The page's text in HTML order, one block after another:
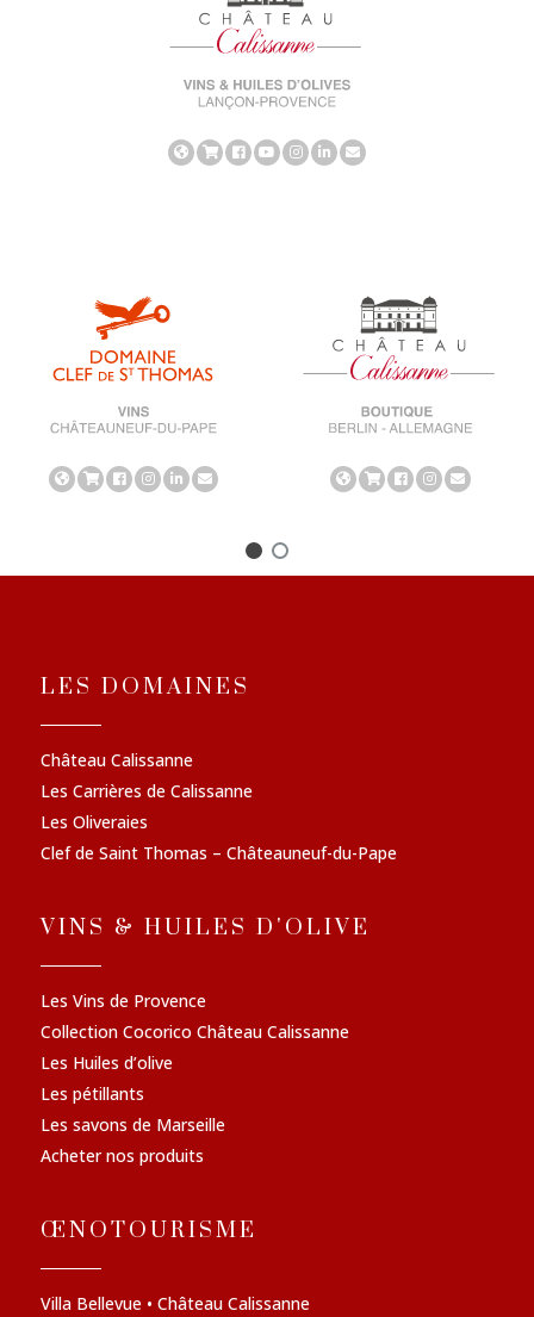
LES DOMAINES
Château Calissanne
Les Carrières de Calissanne
Les Oliveraies
Clef de Saint Thomas – Châteauneuf-du-Pape
VINS & HUILES D'OLIVE
Les Vins de Provence
Collection Cocorico Château Calissanne
Les Huiles d’olive
Les pétillants
Les savons de Marseille
Acheter nos produits
ŒNOTOURISME
Villa Bellevue • Château Calissanne